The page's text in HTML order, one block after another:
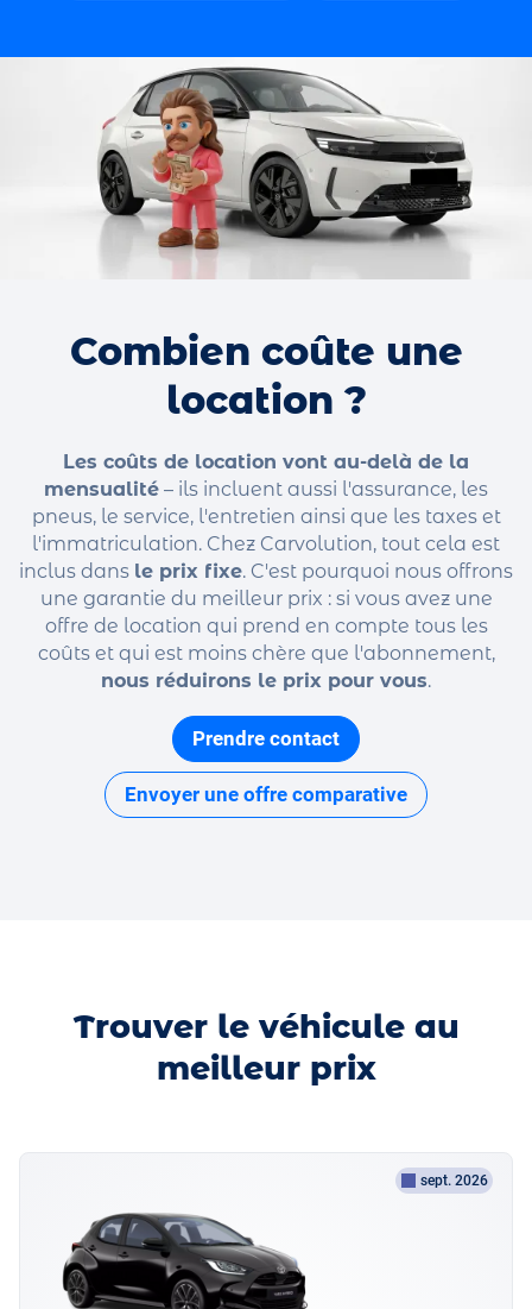
Combien coûte une
location ?
Les coûts de location vont au-delà de la
mensualité – ils incluent aussi l'assurance, les
pneus, le service, l'entretien ainsi que les taxes et
l'immatriculation. Chez Carvolution, tout cela est
inclus dans le prix fixe. C'est pourquoi nous offrons
une garantie du meilleur prix : si vous avez une
offre de location qui prend en compte tous les
coûts et qui est moins chère que l'abonnement,
nous réduirons le prix pour vous.
Prendre contact
Envoyer une offre comparative
Trouver le véhicule au
meilleur prix
sept. 2026